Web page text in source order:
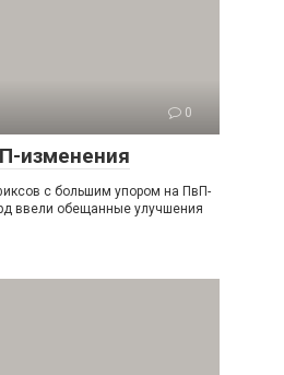
0
изменения
с большим упором на ПвП-
ввели обещанные улучшения